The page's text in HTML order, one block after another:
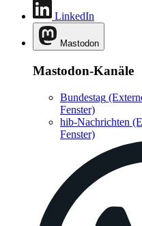
LinkedIn
Mastodon
Mastodon-Kanäle
Bundestag
Fenster)
hib-Nachrichten
Fenster)